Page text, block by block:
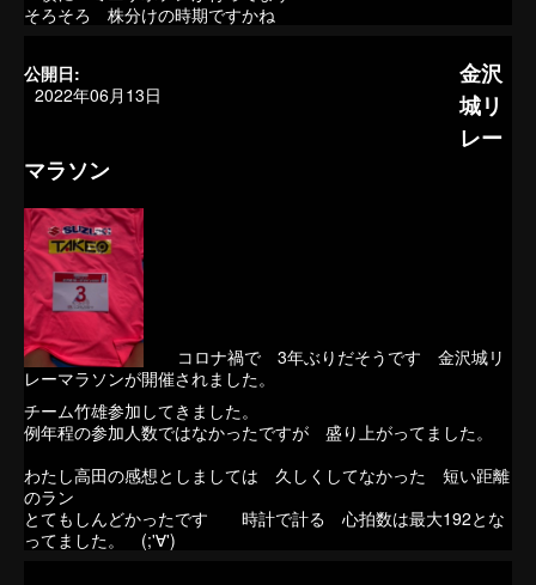
そろそろ 株分けの時期ですかね
公開日:
2022年06月13日
金沢
城リ
レー
マラソン
コロナ禍で 3年ぶりだそうです 金沢城リ
レーマラソンが開催されました。
チーム竹雄参加してきました。
例年程の参加人数ではなかったですが 盛り上がってました。
わたし高田の感想としましては 久しくしてなかった 短い距離
のラン
とてもしんどかったです 時計で計る 心拍数は最大192とな
ってました。 (;'∀')